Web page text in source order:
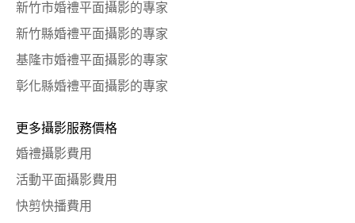
新竹市婚禮平面攝影的專家
新竹縣婚禮平面攝影的專家
基隆市婚禮平面攝影的專家
彰化縣婚禮平面攝影的專家
更多攝影服務價格
婚禮攝影費用
活動平面攝影費用
快剪快播費用